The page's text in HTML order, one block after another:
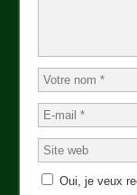
Oui, je veux